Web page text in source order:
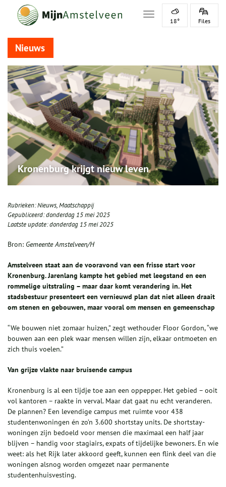
Toggle navigation
18° Files
Nieuws
Kronenburg krijgt nieuw leven
Rubrieken:Nieuws,Maatschappij
Gepubliceerd:donderdag 15 mei 2025
Laatste update:donderdag 15 mei 2025
Bron: Gemeente Amstelveen/H
Amstelveen staat aan de vooravond van een frisse start voor
Kronenburg. Jarenlang kampte het gebied met leegstand en een
rommelige uitstraling – maar daar komt verandering in. Het
stadsbestuur presenteert een vernieuwd plan dat niet alleen draait
om stenen en gebouwen, maar vooral om mensen en gemeenschap
“We bouwen niet zomaar huizen,” zegt wethouder Floor Gordon, “we
bouwen aan een plek waar mensen willen zijn, elkaar ontmoeten en
zich thuis voelen.”
Van grijze vlakte naar bruisende campus
Kronenburg is al een tijdje toe aan een oppepper. Het gebied – ooit
vol kantoren – raakte in verval. Maar dat gaat nu echt veranderen.
De plannen? Een levendige campus met ruimte voor 438
studentenwoningen én zo’n 3.600 shortstay units. De shortstay-
woningen zijn bedoeld voor mensen die maximaal een half jaar
blijven – handig voor stagiairs, expats of tijdelijke bewoners. En wie
weet: als het Rijk later akkoord geeft, kunnen een flink deel van die
woningen alsnog worden omgezet naar permanente
studentenhuisvesting.